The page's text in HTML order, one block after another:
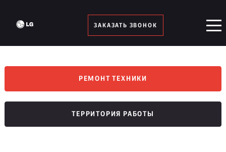
ЗАКАЗАТЬ ЗВОНОК
РЕМОНТ ТЕХНИКИ
ТЕРРИТОРИЯ РАБОТЫ